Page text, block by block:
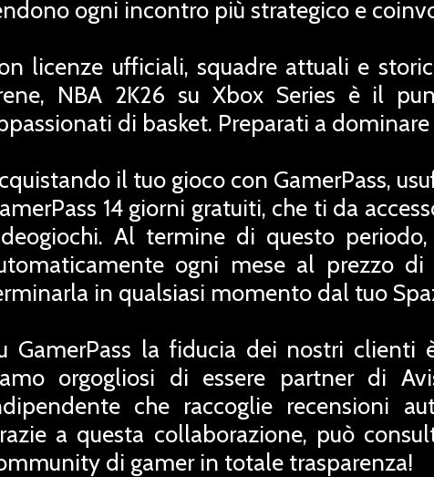
ogni incontro più strategico e
licenze ufficiali, squadre attuali e
NBA 2K26 su Xbox Series è il
di basket. Preparati a
il tuo gioco con GamerPass,
14 giorni gratuiti, che ti da
Al termine di questo
ogni mese al prezzo
in qualsiasi momento dal tuo
GamerPass la fiducia dei nostri clienti
orgogliosi di essere partner di
che raccoglie recensioni
a questa collaborazione, può
di gamer in totale trasparenza!